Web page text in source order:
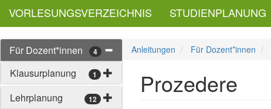
VORLESUNGSVERZEICHNIS
STUDIENPLANUNG
Für Dozent*innen 4
Klausurplanung 1
Lehrplanung 12
Anleitungen Für Dozent*innen
Prozedere